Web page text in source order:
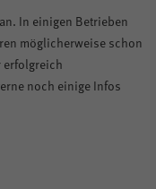
In einigen Betrieben
möglicherweise schon
erfolgreich
noch einige Infos